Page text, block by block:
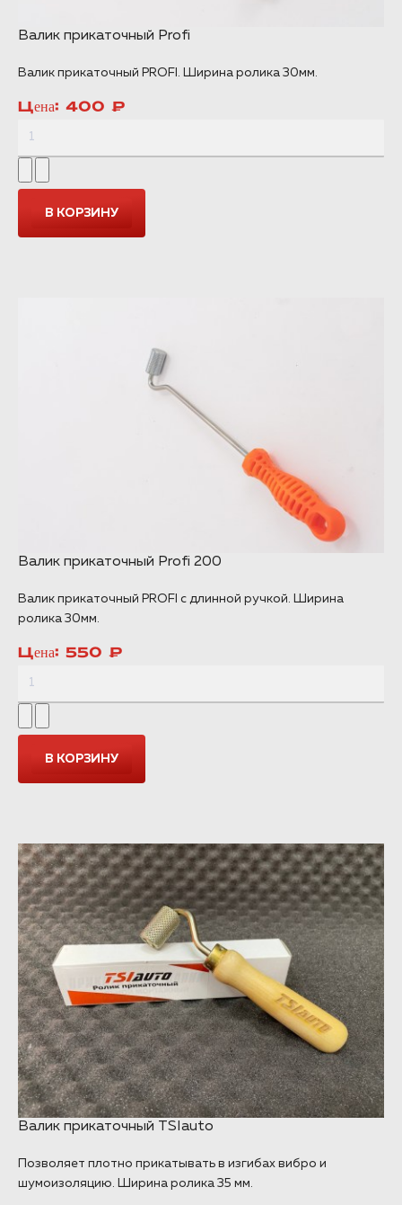
Валик прикаточный Profi
Валик прикаточный PROFI. Ширина ролика 30мм.
Цена: 400 ₽
Валик прикаточный Profi 200
Валик прикаточный PROFI с длинной ручкой. Ширина
ролика 30мм.
Цена: 550 ₽
NEW
Валик прикаточный TSIauto
Позволяет плотно прикатывать в изгибах вибро и
шумоизоляцию. Ширина ролика 35 мм.